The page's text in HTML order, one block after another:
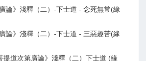
論》淺釋（二）-下士道 - 念死無常(緣
論》淺釋（二）-下士道 - 三惡趣苦(緣
道次第廣論》淺釋（二）下士道 (緣